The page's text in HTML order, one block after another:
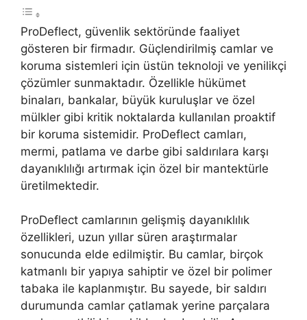
ProDeflect, güvenlik sektöründe faaliyet
gösteren bir firmadır. Güçlendirilmiş camlar ve
koruma sistemleri için üstün teknoloji ve yenilikçi
çözümler sunmaktadır. Özellikle hükümet
binaları, bankalar, büyük kuruluşlar ve özel
mülkler gibi kritik noktalarda kullanılan proaktif
bir koruma sistemidir. ProDeflect camları,
mermi, patlama ve darbe gibi saldırılara karşı
dayanıklılığı artırmak için özel bir mantektürle
üretilmektedir.
ProDeflect camlarının gelişmiş dayanıklılık
özellikleri, uzun yıllar süren araştırmalar
sonucunda elde edilmiştir. Bu camlar, birçok
katmanlı bir yapıya sahiptir ve özel bir polimer
tabaka ile kaplanmıştır. Bu sayede, bir saldırı
durumunda camlar çatlamak yerine parçalara